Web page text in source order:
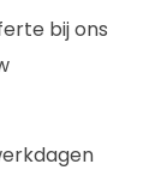
bij ons